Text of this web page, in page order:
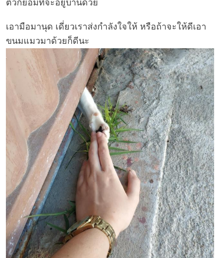
เอามือมานุด เดี่ยวเราส่งกำลังใจให้ หรือถ้าจะให้ดีเอา
ขนมแมวมาด้วยก็ดีนะ